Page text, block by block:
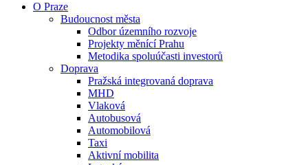
O Praze
Budoucnost města
Odbor územního rozvoje
Projekty měnící Prahu
Metodika spoluúčasti investorů
Doprava
Pražská integrovaná doprava
MHD
Vlaková
Autobusová
Automobilová
Taxi
Aktivní mobilita